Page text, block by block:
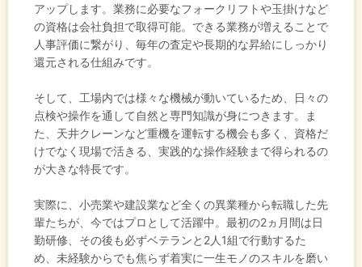
アップします。業務に必要なフォークリフトや玉掛けなど
の資格は会社負担で取得可能。できる業務が増えることで
人事評価に繋がり、毎年の査定や長期的な昇給にしっかり
還元される仕組みです。
そして、工場内では様々な機械が動いているため、日々の
点検や操作を通して自然と専門知識が身につきます。ま
た、天井クレーンなど重機を運転する機会も多く、資格だ
けでなく現場で活きる、実践的な操作経験まで得られるの
が大きな特長です。
実際に、小売業や建設業など全くの異業種から転職した先
輩たちが、今ではプロとして活躍中。最初の2ヵ月間は日
勤研修、その後も必ずベテランと2人1組で行動するた
め、未経験からでも焦らず着実に一生モノのスキルを磨い